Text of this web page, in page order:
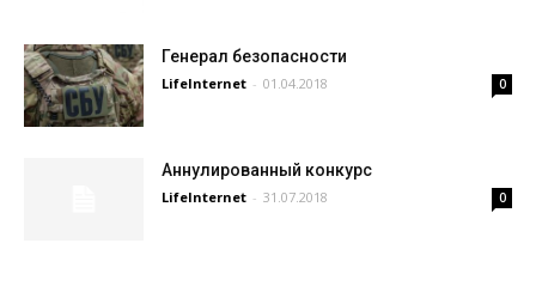
Генерал безопасности
LifeInternet - 01.04.2018 0
Аннулированный конкурс
LifeInternet - 31.07.2018 0